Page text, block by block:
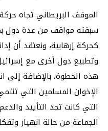
الموقف البريطاني تجاه
سبقته مواقف من عدة دول
كحركة إرهابية، ونعتقد أن
وتطبيع دول أخرى مع
هذه الخطوة، بالإضافة إلى
الإخوان المسلمين التي
التي كانت تجد التأييد
الجماعة من حالة انهيار